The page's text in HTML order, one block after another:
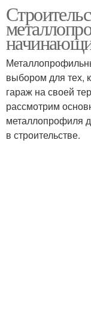
выбором для тех,
гараж на своей
рассмотрим
металлопрофиля
в строительстве.